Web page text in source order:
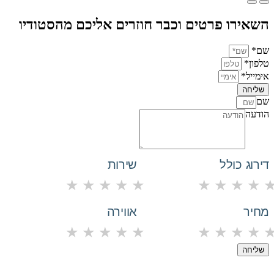
השאירו פרטים וכבר חוזרים אליכם מהסטודיו
שם*
טלפון*
אימייל*
שליחה
שם
הודעה
דירוג כולל
★ ★ ★ ★
שירות
★ ★ ★ ★ ★
מחיר
★ ★ ★ ★
אווירה
★ ★ ★ ★ ★
שליחה